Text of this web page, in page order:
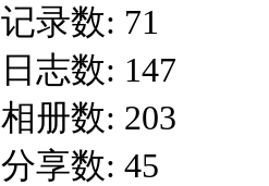
记录数: 71
日志数: 147
相册数: 203
分享数: 45